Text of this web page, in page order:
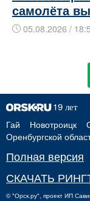
самолёта
05.08.2026 /
Гай Новотроицк
Оренбургской
Полная версия
СКАЧАТЬ
©"Орск.ру", проект ИП